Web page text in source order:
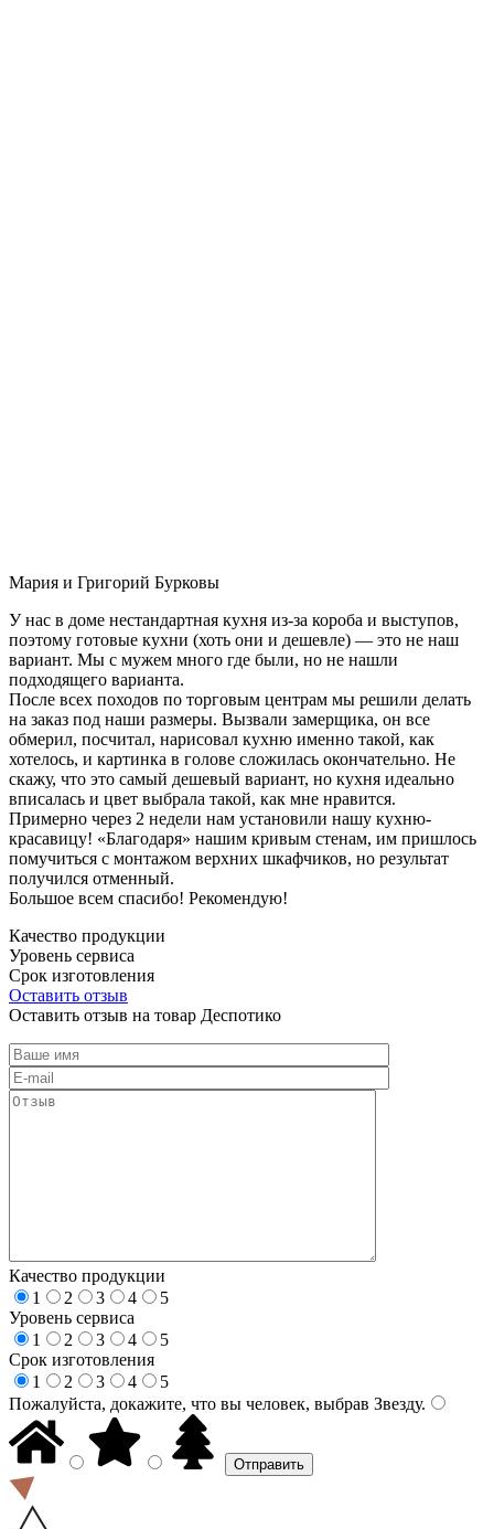
Мария и Григорий Бурковы
У нас в доме нестандартная кухня из-за короба и выступов,
поэтому готовые кухни (хоть они и дешевле) — это не наш
вариант. Мы с мужем много где были, но не нашли
подходящего варианта.
После всех походов по торговым центрам мы решили делать
на заказ под наши размеры. Вызвали замерщика, он все
обмерил, посчитал, нарисовал кухню именно такой, как
хотелось, и картинка в голове сложилась окончательно. Не
скажу, что это самый дешевый вариант, но кухня идеально
вписалась и цвет выбрала такой, как мне нравится.
Примерно через 2 недели нам установили нашу кухню-
красавицу! «Благодаря» нашим кривым стенам, им пришлось
помучиться с монтажом верхних шкафчиков, но результат
получился отменный.
Большое всем спасибо! Рекомендую!
Качество продукции
Уровень сервиса
Срок изготовления
Оставить отзыв
Оставить отзыв на товар Деспотико
Качество продукции
1
2 3 4
5
Уровень сервиса
1
2 3 4
5
Срок изготовления
1
2 3 4
5
Пожалуйста, докажите, что вы человек, выбрав Звезду.